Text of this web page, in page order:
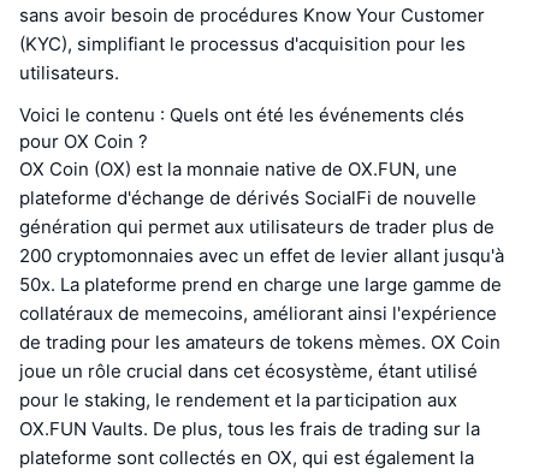
sans avoir besoin de procédures Know Your Customer
(KYC), simplifiant le processus d'acquisition pour les
utilisateurs.
Voici le contenu : Quels ont été les événements clés
pour OX Coin ?
OX Coin (OX) est la monnaie native de OX.FUN, une
plateforme d'échange de dérivés SocialFi de nouvelle
génération qui permet aux utilisateurs de trader plus de
200 cryptomonnaies avec un effet de levier allant jusqu'à
50x. La plateforme prend en charge une large gamme de
collatéraux de memecoins, améliorant ainsi l'expérience
de trading pour les amateurs de tokens mèmes. OX Coin
joue un rôle crucial dans cet écosystème, étant utilisé
pour le staking, le rendement et la participation aux
OX.FUN Vaults. De plus, tous les frais de trading sur la
plateforme sont collectés en OX, qui est également la